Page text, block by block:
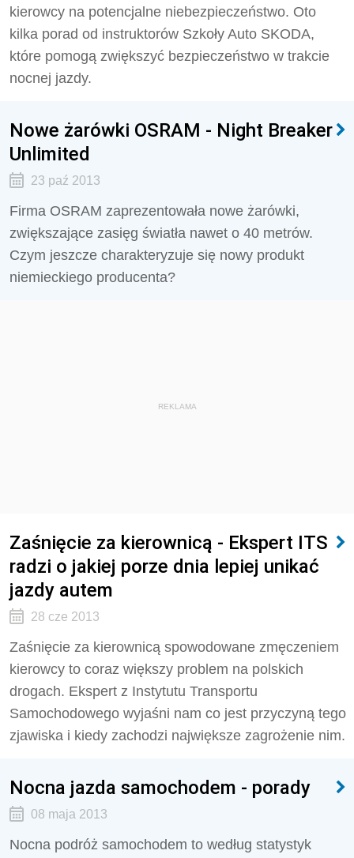
kierowcy na potencjalne niebezpieczeństwo. Oto
kilka porad od instruktorów Szkoły Auto SKODA,
które pomogą zwiększyć bezpieczeństwo w trakcie
nocnej jazdy.
Nowe żarówki OSRAM - Night Breaker
Unlimited
23 paź 2013
Firma OSRAM zaprezentowała nowe żarówki,
zwiększające zasięg światła nawet o 40 metrów.
Czym jeszcze charakteryzuje się nowy produkt
niemieckiego producenta?
REKLAMA
Zaśnięcie za kierownicą - Ekspert ITS
radzi o jakiej porze dnia lepiej unikać
jazdy autem
28 cze 2013
Zaśnięcie za kierownicą spowodowane zmęczeniem
kierowcy to coraz większy problem na polskich
drogach. Ekspert z Instytutu Transportu
Samochodowego wyjaśni nam co jest przyczyną tego
zjawiska i kiedy zachodzi największe zagrożenie nim.
Nocna jazda samochodem - porady
08 maja 2013
Nocna podróż samochodem to według statystyk